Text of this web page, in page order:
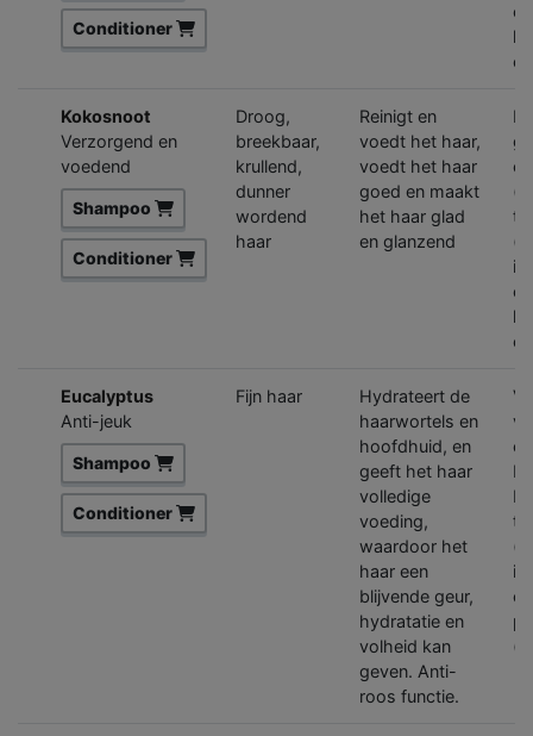
Conditioner
Kokosnoot
Verzorgend en
voedend
Shampoo
Conditioner
Droog,
breekbaar,
krullend,
dunner
wordend
haar
Reinigt en
voedt het haar,
voedt het haar
goed en maakt
het haar glad
en glanzend
Eucalyptus
Anti-jeuk
Shampoo
Conditioner
Fijn haar
Hydrateert de
haarwortels en
hoofdhuid, en
geeft het haar
volledige
voeding,
waardoor het
haar een
blijvende geur,
hydratatie en
volheid kan
geven. Anti-
roos functie.